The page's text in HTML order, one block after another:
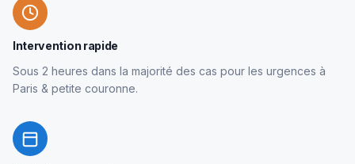
Intervention rapide
Sous 2 heures dans la majorité des cas pour les urgences à
Paris & petite couronne.